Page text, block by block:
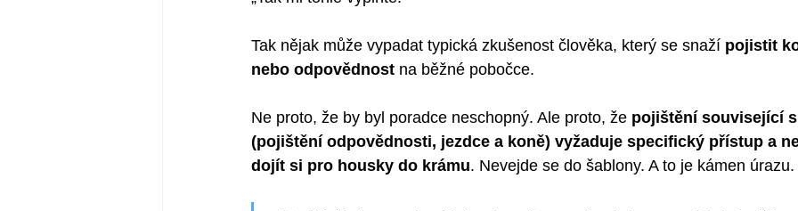
Tak nějak může vypadat typická zkušenost člověka, který se snaží pojistit
nebo odpovědnost na běžné pobočce.
Ne proto, že by byl poradce neschopný. Ale proto, že pojištění související
(pojištění odpovědnosti, jezdce a koně) vyžaduje specifický přístup a
dojít si pro housky do krámu. Nevejde se do šablony. A to je kámen úrazu.